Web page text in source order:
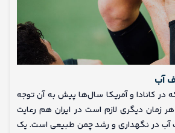
آب
در کانادا و آمریکا سال‌ها پیش به آن توجه
زمان دیگری لازم است در ایران هم رعایت
در نگهداری و رشد چمن طبیعی است. یک